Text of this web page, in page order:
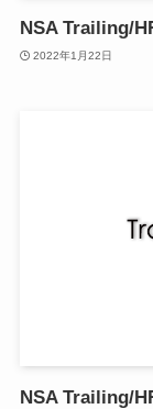
NSA Trailing/
2022年1月22日
NSA Trailing/